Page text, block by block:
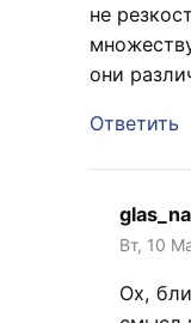
не
они
Ответить
Вт, 10
Ох,